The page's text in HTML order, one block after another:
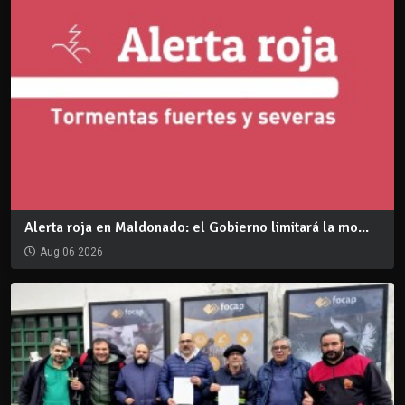
Alerta roja en Maldonado: el Gobierno limitará la mo...
Aug 06 2026